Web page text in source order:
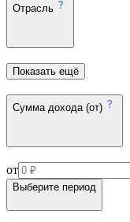
Отрасль
Показать ещё
Сумма дохода (от)
от
Выберите период